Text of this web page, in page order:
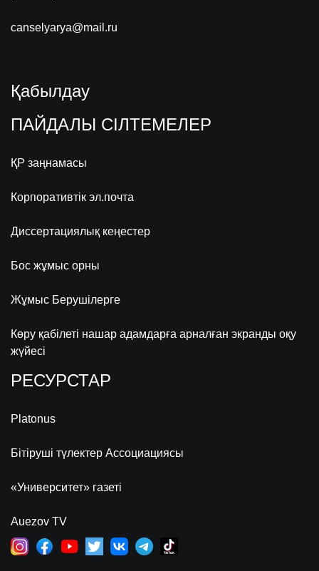
canselyarya@mail.ru
Қабылдау
ПАЙДАЛЫ СІЛТЕМЕЛЕР
ҚР заңнамасы
Корпоративтік эл.почта
Диссертациялық кеңестер
Бос жұмыс орны
Жұмыс Берушілерге
Көру қабілеті нашар адамдарға арналған экранды оқу
жүйесі
РЕСУРСТАР
Platonus
Бітіруші түлектер Ассоциациясы
«Университет» газеті
Auezov TV